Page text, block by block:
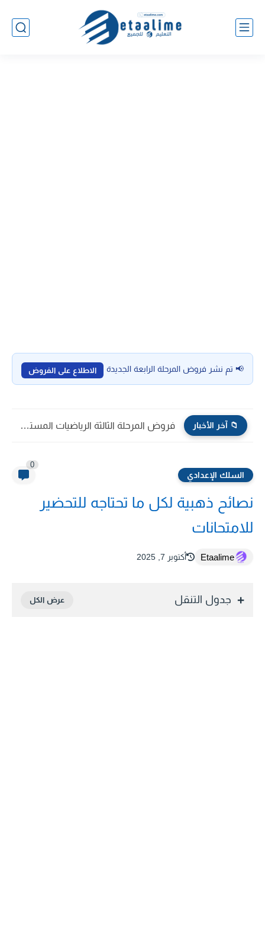
📢 تم نشر فروض المرحلة الرابعة الجديدة الاطلاع على الفروض
📁 آخر الأخبار فروض المرحلة الثالثة الرياضيات المستوى الخامس ابتدائي 2026/2025
السلك الإعدادي
0
نصائح ذهبية لكل ما تحتاجه للتحضير
للامتحانات
Etaalime أكتوبر 7, 2025
جدول التنقل